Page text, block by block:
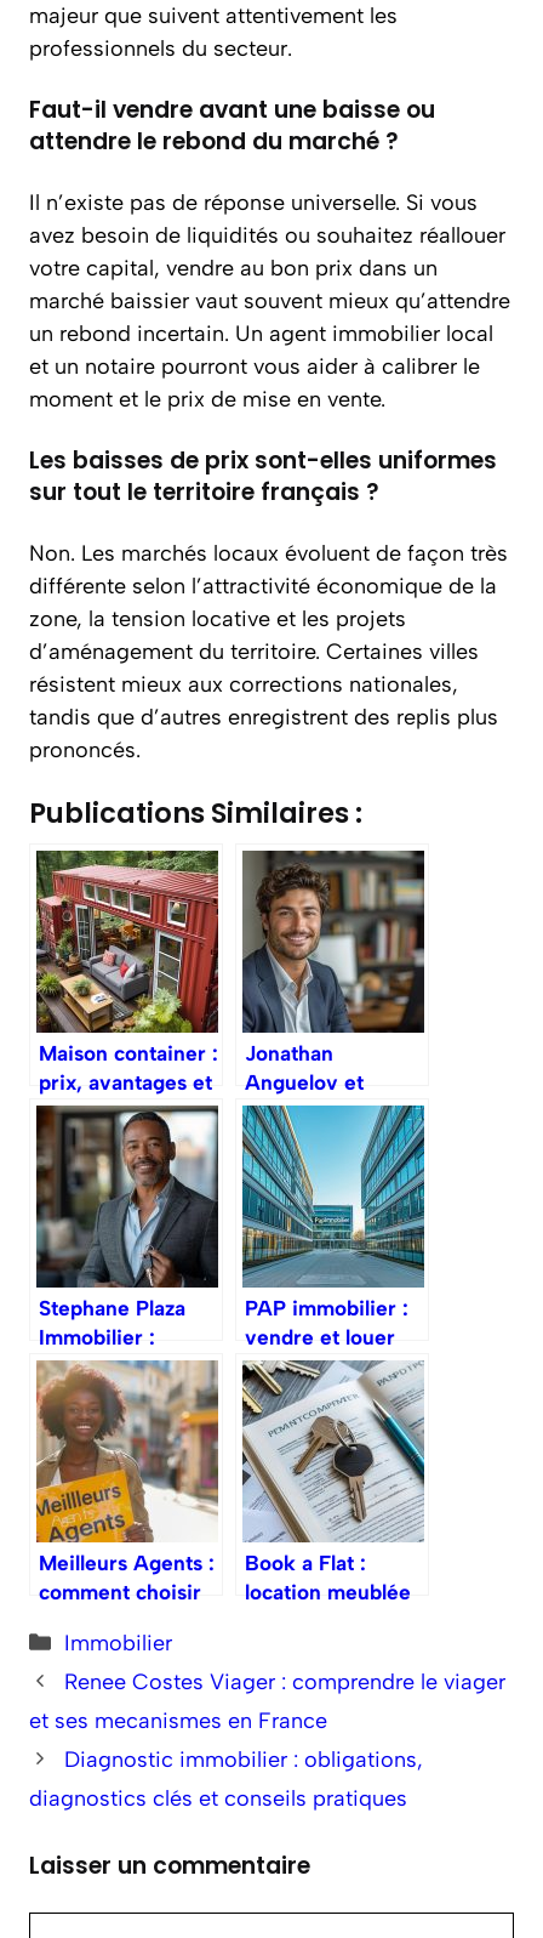
majeur que suivent attentivement les
professionnels du secteur.
Faut-il vendre avant une baisse ou
attendre le rebond du marché ?
Il n’existe pas de réponse universelle. Si vous
avez besoin de liquidités ou souhaitez réallouer
votre capital, vendre au bon prix dans un
marché baissier vaut souvent mieux qu’attendre
un rebond incertain. Un agent immobilier local
et un notaire pourront vous aider à calibrer le
moment et le prix de mise en vente.
Les baisses de prix sont-elles uniformes
sur tout le territoire français ?
Non. Les marchés locaux évoluent de façon très
différente selon l’attractivité économique de la
zone, la tension locative et les projets
d’aménagement du territoire. Certaines villes
résistent mieux aux corrections nationales,
tandis que d’autres enregistrent des replis plus
prononcés.
Publications Similaires :
Maison container :
prix, avantages et
étapes de
construction
Jonathan
Anguelov et
Aircall : le
parcours d un
entrepreneur
francais
Stephane Plaza
Immobilier :
comment
fonctionne ce
reseau d agences
PAP immobilier :
vendre et louer
entre particuliers
sans agence
Meilleurs Agents :
comment choisir
professionnel
immobilier
Book a Flat :
location meublée
Catégories
Immobilier
Renee Costes Viager : comprendre le viager
et ses mecanismes en France
Diagnostic immobilier : obligations,
diagnostics clés et conseils pratiques
Laisser un commentaire